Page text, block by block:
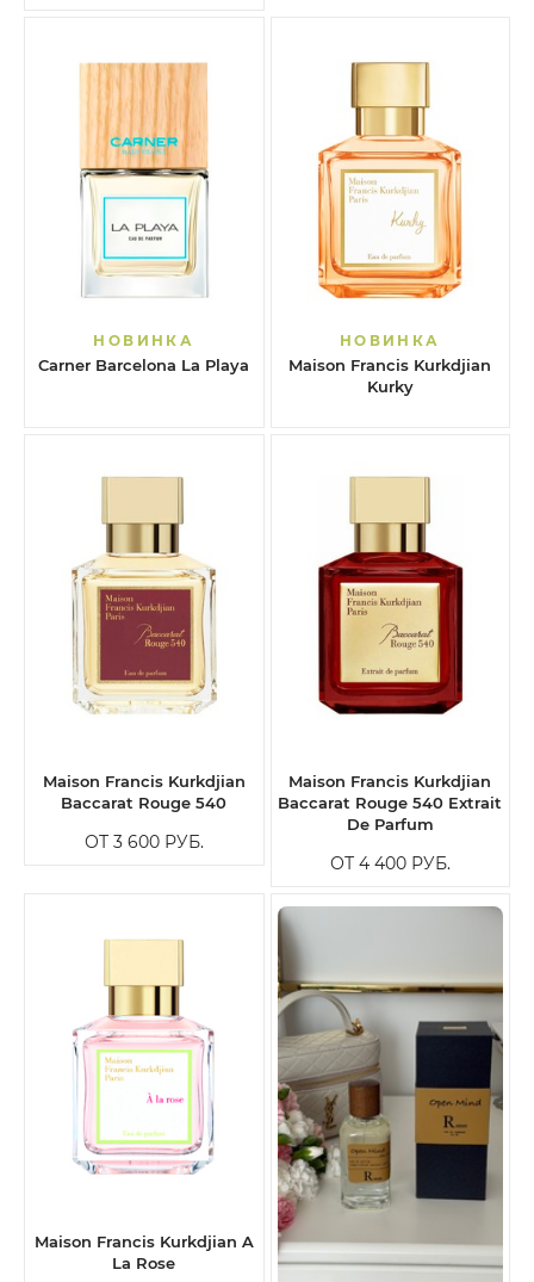
НОВИНКА
Carner Barcelona La Playa
НОВИНКА
Maison Francis Kurkdjian
Kurky
Maison Francis Kurkdjian
Baccarat Rouge 540
ОТ 3 600 РУБ.
Maison Francis Kurkdjian
Baccarat Rouge 540 Extrait
De Parfum
ОТ 4 400 РУБ.
Maison Francis Kurkdjian A
La Rose